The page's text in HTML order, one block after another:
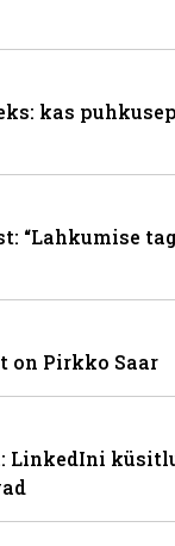
kas
“Lahkumise
on Pirkko Saar
LinkedIni